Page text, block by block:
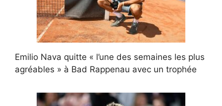
Emilio Nava quitte « l’une des semaines les plus
agréables » à Bad Rappenau avec un trophée